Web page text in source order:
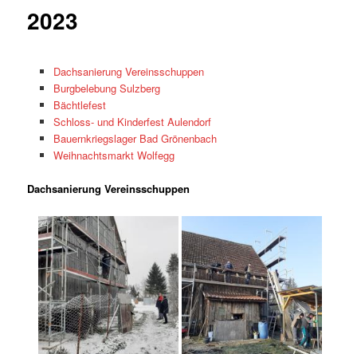
2023
Dachsanierung Vereinsschuppen
Burgbelebung Sulzberg
Bächtlefest
Schloss- und Kinderfest Aulendorf
Bauernkriegslager Bad Grönenbach
Weihnachtsmarkt Wolfegg
Dachsanierung Vereinsschuppen